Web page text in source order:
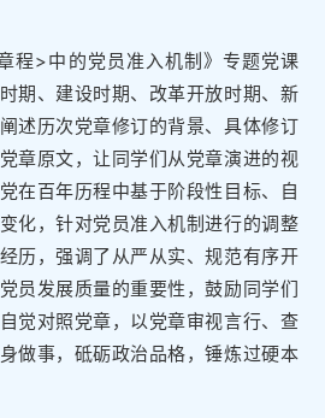
程>中的党员准入机制》专题党课
期、建设时期、改革开放时期、新
述历次党章修订的背景、具体修订
章原文，让同学们从党章演进的视
在百年历程中基于阶段性目标、自
化，针对党员准入机制进行的调整
历，强调了从严从实、规范有序开
员发展质量的重要性，鼓励同学们
觉对照党章，以党章审视言行、查
做事，砥砺政治品格，锤炼过硬本